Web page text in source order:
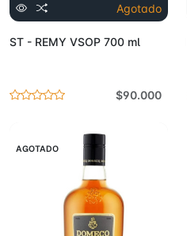
Agotado
ST - REMY VSOP 700 ml
$90.000
AGOTADO